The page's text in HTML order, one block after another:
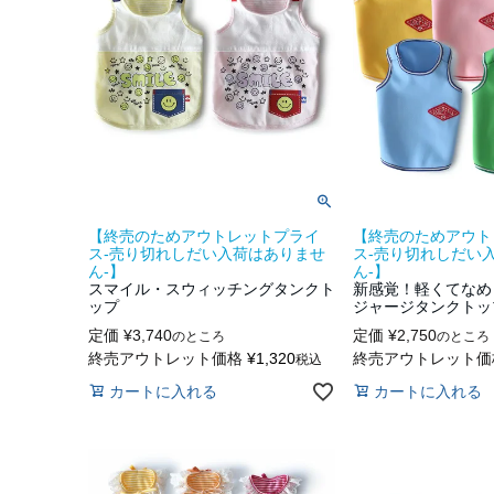
【終売のためアウトレットプライ
ス-売り切れしだい入荷はありませ
ん-】
スマイル・スウィッチングタンクト
ップ
定価 ¥3,740のところ
終売アウトレット価格 ¥1,320税込
カートに入れる
【終売のためアウ
ス-売り切れしだい
ん-】
新感覚！軽くてな
ジャージタンクト
定価 ¥2,750のところ
終売アウトレット
カートに入れる